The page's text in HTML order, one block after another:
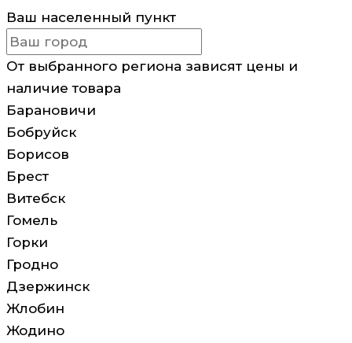
Ваш населенный пункт
От выбранного региона зависят цены и
наличие товара
Барановичи
Бобруйск
Борисов
Брест
Витебск
Гомель
Горки
Гродно
Дзержинск
Жлобин
Жодино